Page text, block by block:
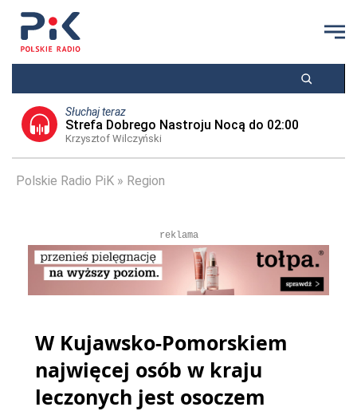
Słuchaj teraz
Strefa Dobrego Nastroju Nocą do 02:00
Krzysztof Wilczyński
Polskie Radio PiK Region
reklama
W Kujawsko-Pomorskiem
najwięcej osób w kraju
leczonych jest osoczem